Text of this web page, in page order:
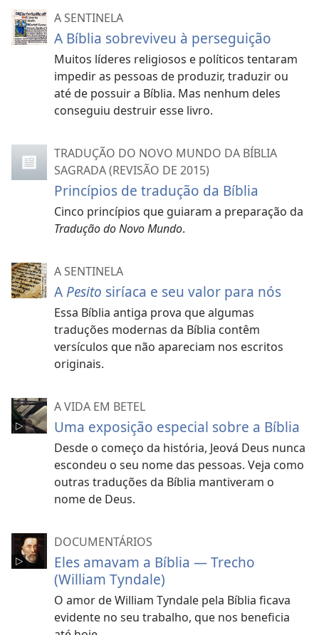
A SENTINELA
A Bíblia sobreviveu à perseguição
Muitos líderes religiosos e políticos tentaram
impedir as pessoas de produzir, traduzir ou
até de possuir a Bíblia. Mas nenhum deles
conseguiu destruir esse livro.
TRADUÇÃO DO NOVO MUNDO DA BÍBLIA
SAGRADA (REVISÃO DE 2015)
Princípios de tradução da Bíblia
Cinco princípios que guiaram a preparação da
Tradução do Novo Mundo.
A SENTINELA
A Pesito siríaca e seu valor para nós
Essa Bíblia antiga prova que algumas
traduções modernas da Bíblia contêm
versículos que não apareciam nos escritos
originais.
A VIDA EM BETEL
Uma exposição especial sobre a Bíblia
Desde o começo da história, Jeová Deus nunca
escondeu o seu nome das pessoas. Veja como
outras traduções da Bíblia mantiveram o
nome de Deus.
DOCUMENTÁRIOS
Eles amavam a Bíblia — Trecho
(William Tyndale)
O amor de William Tyndale pela Bíblia ficava
evidente no seu trabalho, que nos beneficia